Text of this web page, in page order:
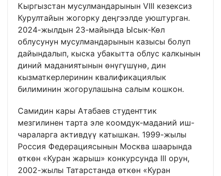
Кыргызстан мусулмандарынын VIII кезексиз
Курултайын жогорку деңгээлде уюштурган.
2024-жылдын 23-майында Ысык-Көл
облусунун мусулмандарынын казысы болуп
дайындалып, кыска убакытта облус калкынын
диний маданиятынын өнүгүшүнө, дин
кызматкерлеринин квалификациялык
билиминин жогорулашына салым кошкон.
Самидин кары Атабаев студенттик
мезгилинен тарта эле коомдук-маданий иш-
чараларга активдүү катышкан. 1999-жылы
Россия Федерациясынын Москва шаарында
өткөн «Куран жарыш» конкурсунда III орун,
2002-жылы Татарстанда өткөн «Куран